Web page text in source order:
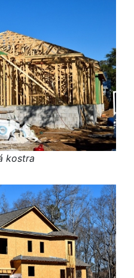
kostra